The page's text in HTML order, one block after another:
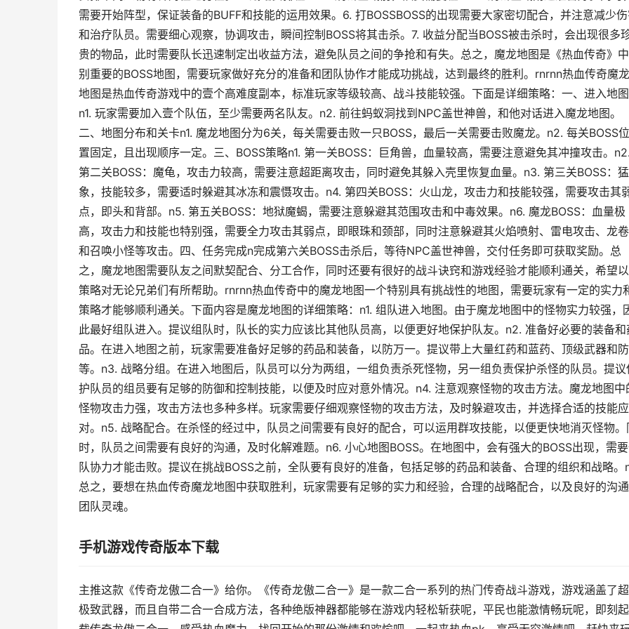
需要开始阵型，保证装备的BUFF和技能的运用效果。6. 打BOSSBOSS的出现需要大家密切配合，并注意减少
和治疗队员。需要细心观察，协调攻击，瞬间控制BOSS将其击杀。7. 收益分配当BOSS被击杀时，会出现很多
贵的物品，此时需要队长迅速制定出收益方法，避免队员之间的争抢和有失。总之，魔龙地图是《热血传奇》
别重要的BOSS地图，需要玩家做好充分的准备和团队协作才能成功挑战，达到最终的胜利。rnrnn热血传奇魔龙
地图是热血传奇游戏中的壹个高难度副本，标准玩家等级较高、战斗技能较强。下面是详细策略：一、进入地图
n1. 玩家需要加入壹个队伍，至少需要两名队友。n2. 前往蚂蚁洞找到NPC盖世神兽，和他对话进入魔龙地图。
二、地图分布和关卡n1. 魔龙地图分为6关，每关需要击败一只BOSS，最后一关需要击败魔龙。n2. 每关BOSS位
置固定，且出现顺序一定。三、BOSS策略n1. 第一关BOSS：巨角兽，血量较高，需要注意避免其冲撞攻击。n2.
第二关BOSS：魔龟，攻击力较高，需要注意超距离攻击，同时避免其躲入壳里恢复血量。n3. 第三关BOSS：
象，技能较多，需要适时躲避其冰冻和震慑攻击。n4. 第四关BOSS：火山龙，攻击力和技能较强，需要攻击其
点，即头和背部。n5. 第五关BOSS：地狱魔蝎，需要注意躲避其范围攻击和中毒效果。n6. 魔龙BOSS：血量极
高，攻击力和技能也特别强，需要全力攻击其弱点，即眼珠和颈部，同时注意躲避其火焰喷射、雷电攻击、龙
和召唤小怪等攻击。四、任务完成n完成第六关BOSS击杀后，等待NPC盖世神兽，交付任务即可获取奖励。总
之，魔龙地图需要队友之间默契配合、分工合作，同时还要有很好的战斗诀窍和游戏经验才能顺利通关，希望
策略对无论兄弟们有所帮助。rnrnn热血传奇中的魔龙地图一个特别具有挑战性的地图，需要玩家有一定的实力
策略才能够顺利通关。下面内容是魔龙地图的详细策略：n1. 组队进入地图。由于魔龙地图中的怪物实力较强，
此最好组队进入。提议组队时，队长的实力应该比其他队员高，以便更好地保护队友。n2. 准备好必要的装备和
品。在进入地图之前，玩家需要准备好足够的药品和装备，以防万一。提议带上大量红药和蓝药、顶级武器和
等。n3. 战略分组。在进入地图后，队员可以分为两组，一组负责杀死怪物，另一组负责保护杀怪的队员。提议
护队员的组员要有足够的防御和控制技能，以便及时应对意外情况。n4. 注意观察怪物的攻击方法。魔龙地图中
怪物攻击力强，攻击方法也多种多样。玩家需要仔细观察怪物的攻击方法，及时躲避攻击，并选择合适的技能应
对。n5. 战略配合。在杀怪的经过中，队员之间需要有良好的配合，可以运用群攻技能，以便更快地消灭怪物。
时，队员之间需要有良好的沟通，及时化解难题。n6. 小心地图BOSS。在地图中，会有强大的BOSS出现，需
队协力才能击败。提议在挑战BOSS之前，全队要有良好的准备，包括足够的药品和装备、合理的组织和战略。
总之，要想在热血传奇魔龙地图中获取胜利，玩家需要有足够的实力和经验，合理的战略配合，以及良好的沟
团队灵魂。
手机游戏传奇版本下载
主推这款《传奇龙傲二合一》给你。《传奇龙傲二合一》是一款二合一系列的热门传奇战斗游戏，游戏涵盖了
极致武器，而且自带二合一合成方法，各种绝版神器都能够在游戏内轻松斩获呢，平民也能激情畅玩呢，即刻